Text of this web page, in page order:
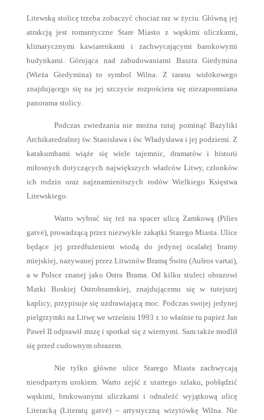
Litewską stolicę trzeba zobaczyć chociaż raz w życiu. Główną jej
atrakcją jest romantyczne Stare Miasto z wąskimi uliczkami,
klimatycznymi kawiarenkami i zachwycającymi barokowymi
budynkami. Górująca nad zabudowaniami Baszta Giedymina
(Wieża Giedymina) to symbol Wilna. Z tarasu widokowego
znajdującego się na jej szczycie rozpościera się niezapomniana
panorama stolicy.
Podczas zwiedzania nie można tutaj pominąć Bazyliki
Archikatedralnej św. Stanisława i św. Władysława i jej podziemi. Z
katakumbami wiąże się wiele tajemnic, dramatów i historii
miłosnych dotyczących największych władców Litwy, członków
ich rodzin oraz najznamienitszych rodów Wielkiego Księstwa
Litewskiego.
Warto wybrać się też na spacer ulicą Zamkową (Pilies
gatvė), prowadzącą przez niezwykłe zakątki Starego Miasta. Ulice
będące jej przedłużeniem wiodą do jedynej ocalałej bramy
miejskiej, nazywanej przez Litwinów Bramą Świtu (Aušros vartai),
a w Polsce znanej jako Ostra Brama. Od kilku stuleci obrazowi
Matki Boskiej Ostrobramskiej, znajdującemu się w tutejszej
kaplicy, przypisuje się uzdrawiającą moc. Podczas swojej jedynej
pielgrzymki na Litwę we wrześniu 1993 r. to właśnie tu papież Jan
Paweł II odprawił mszę i spotkał się z wiernymi. Sam także modlił
się przed cudownym obrazem.
Nie tylko główne ulice Starego Miasta zachwycają
nieodpartym urokiem. Warto zejść z utartego szlaku, pobłądzić
wąskimi, brukowanymi uliczkami i odnaleźć wyjątkową ulicę
Literacką (Literatų gatvė) – artystyczną wizytówkę Wilna. Nie